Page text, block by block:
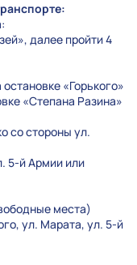
далее пройти 4
«Горького»
«Степана Разина»
со стороны ул.
5-й Армии или
места)
ул. Марата, ул. 5-й